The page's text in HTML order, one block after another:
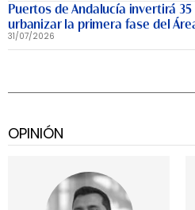
Puertos de Andalucía invertirá
urbanizar la primera fase del
31/07/2026
OPINIÓN